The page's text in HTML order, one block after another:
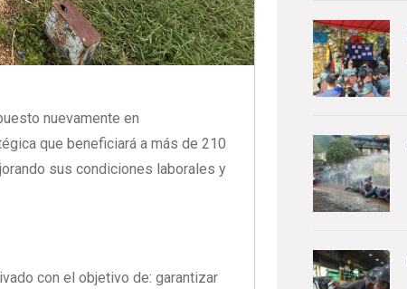
nuevamente en
que beneficiará a más de 210
sus condiciones laborales y
con el objetivo de: garantizar